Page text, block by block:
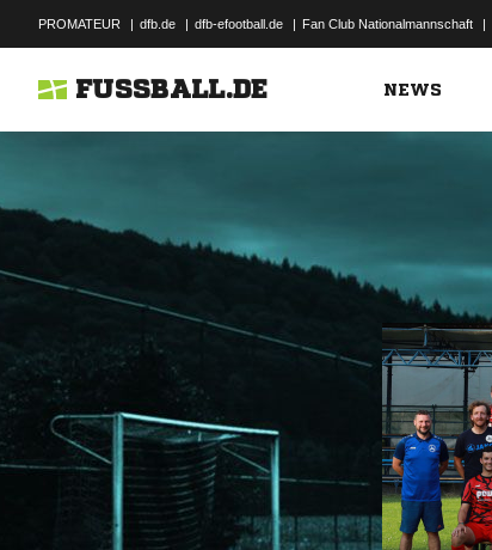
PROMATEUR | dfb.de | dfb-efootball.de | Fan Club Nationalmannschaft |
FUSSBALL.DE NEWS